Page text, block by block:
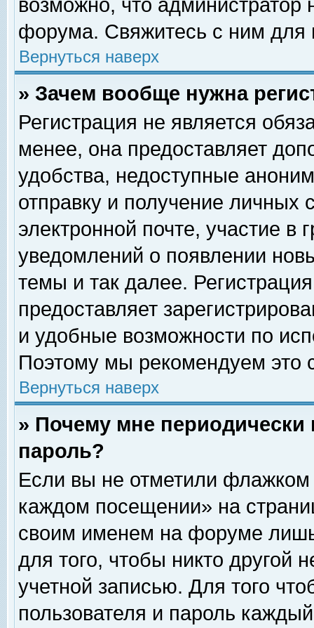
возможно, что
форума. Свяжитесь с ним для
Вернуться наверх
» Зачем вообще нужна
Регистрация не является
менее, она предоставляет
удобства, недоступные
отправку и получение личных
электронной почте, участие в
уведомлений о появлении
темы и так далее.
предоставляет
и удобные возможности по
Поэтому мы рекомендуем это
Вернуться наверх
» Почему мне
пароль?
Если вы не отметили флажком
каждом посещении» на
своим именем на форуме
для того, чтобы никто другой
учетной записью. Для того
пользователя и пароль